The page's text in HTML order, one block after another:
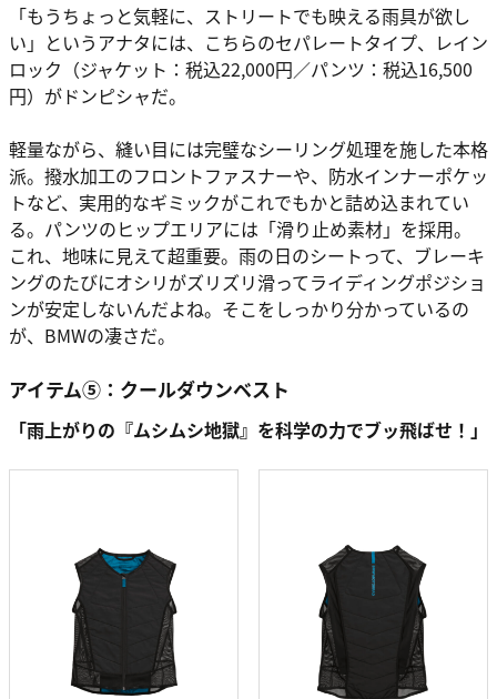
「もうちょっと気軽に、ストリートでも映える雨具が欲し
い」というアナタには、こちらのセパレートタイプ、レイン
ロック（ジャケット：税込22,000円／パンツ：税込16,500
円）がドンピシャだ。
軽量ながら、縫い目には完璧なシーリング処理を施した本格
派。撥水加工のフロントファスナーや、防水インナーポケッ
トなど、実用的なギミックがこれでもかと詰め込まれてい
る。パンツのヒップエリアには「滑り止め素材」を採用。
これ、地味に見えて超重要。雨の日のシートって、ブレーキ
ングのたびにオシリがズリズリ滑ってライディングポジショ
ンが安定しないんだよね。そこをしっかり分かっているの
が、BMWの凄さだ。
アイテム⑤：クールダウンベスト
「雨上がりの『ムシムシ地獄』を科学の力でブッ飛ばせ！」